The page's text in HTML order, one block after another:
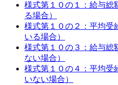
様式第１０の１：給与総
る場合）
様式第１０の２：平均受
いる場合）
様式第１０の３：給与総
ない場合）
様式第１０の４：平均受
いない場合）